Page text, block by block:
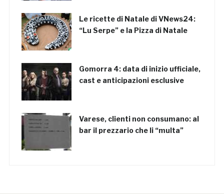
Le ricette di Natale di VNews24:
“Lu Serpe” e la Pizza di Natale
Gomorra 4: data di inizio ufficiale,
cast e anticipazioni esclusive
Varese, clienti non consumano: al
bar il prezzario che li “multa”